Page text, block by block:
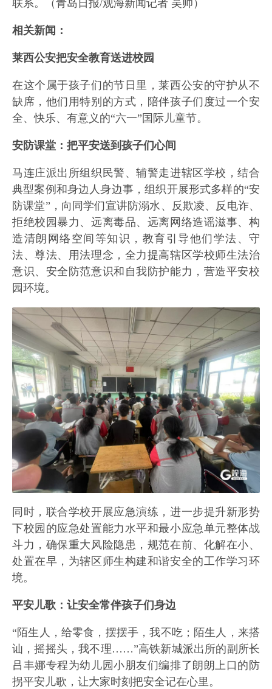
联系。（青岛日报/观海新闻记者 吴帅）
相关新闻：
莱西公安把安全教育送进校园
在这个属于孩子们的节日里，莱西公安的守护从不
缺席，他们用特别的方式，陪伴孩子们度过一个安
全、快乐、有意义的“六一”国际儿童节。
安防课堂：把平安送到孩子们心间
马连庄派出所组织民警、辅警走进辖区学校，结合
典型案例和身边人身边事，组织开展形式多样的“安
防课堂”，向同学们宣讲防溺水、反欺凌、反电诈、
拒绝校园暴力、远离毒品、远离网络造谣滋事、构
造清朗网络空间等知识，教育引导他们学法、守
法、尊法、用法理念，全力提高辖区学校师生法治
意识、安全防范意识和自我防护能力，营造平安校
园环境。
同时，联合学校开展应急演练，进一步提升新形势
下校园的应急处置能力水平和最小应急单元整体战
斗力，确保重大风险隐患，规范在前、化解在小、
处置在早，为辖区师生构建和谐安全的工作学习环
境。
平安儿歌：让安全常伴孩子们身边
“陌生人，给零食，摆摆手，我不吃；陌生人，来搭
讪，摇摇头，我不理……”高铁新城派出所的副所长
吕丰娜专程为幼儿园小朋友们编排了朗朗上口的防
拐平安儿歌，让大家时刻把安全记在心里。